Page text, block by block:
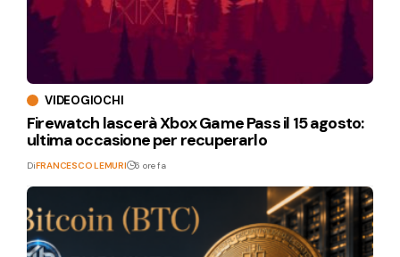
VIDEOGIOCHI
Firewatch lascerà Xbox Game Pass il 15 agosto:
ultima occasione per recuperarlo
DiFRANCESCO LEMURI 6 ore fa